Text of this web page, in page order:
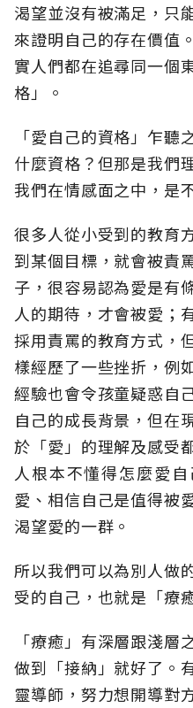
渴望並沒有被滿足，只
來證明自己的存在價值
實人們都在追尋同一個
格」。
「愛自己的資格」乍聽
什麼資格？但那是我們
我們在情感面之中，是
很多人從小受到的教育
到某個目標，就會被責
子，很容易認為愛是有
人的期待，才會被愛；
採用責罵的教育方式，
樣經歷了一些挫折，例
經驗也會令孩童疑惑自
自己的成長背景，但在
於「愛」的理解及感受
人根本不懂得怎麼愛
愛、相信自己是值得被
渴望愛的一群。
所以我們可以為別人做
受的自己，也就是「療
「療癒」有深層跟淺層
做到「接納」就好了。
靈導師，努力想開導對